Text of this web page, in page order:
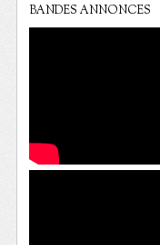
BANDES ANNONCES